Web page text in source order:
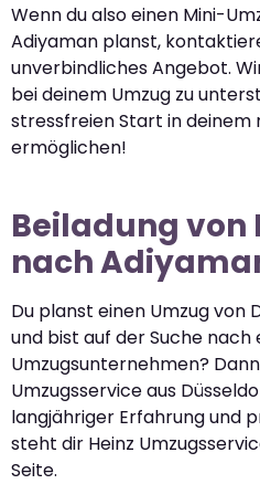
Wenn du also einen Mini-
Adiyaman planst,
unverbindliches Angebot.
bei deinem Umzug zu
stressfreien Start in deinem
ermöglichen!
Beiladung von
nach
Du planst einen Umzug von
und bist auf der Suche nach
Umzugsunternehmen?
Umzugsservice aus
langjähriger Erfahrung und
steht dir Heinz
Seite.